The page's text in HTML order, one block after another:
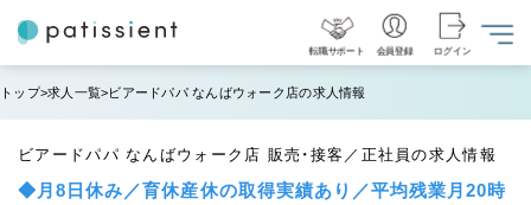
転職サポート 会員登録 ログイン
トップ 求人一覧 ビアードパパ なんばウォーク店の求人情報
ビアードパパ なんばウォーク店 販売・接客／正社員の求人情報
◆月8日休み／育休産休の取得実績あり／平均残業月20時